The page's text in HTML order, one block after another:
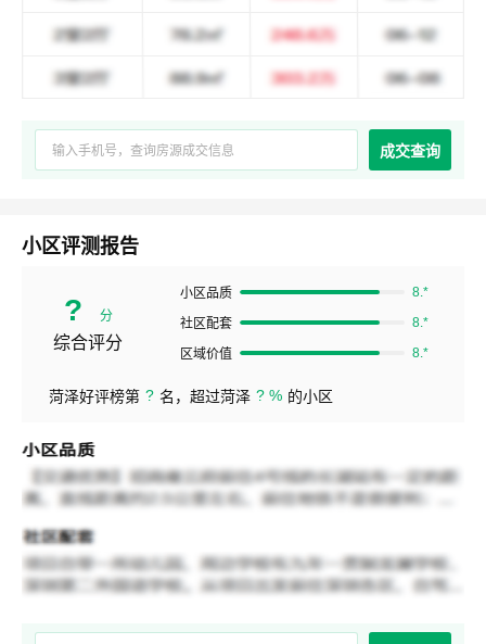
成交查询
小区评测报告
? 分
综合评分
菏泽好评榜第 ? 名，超过菏泽 ? % 的小区
小区品质 8.*
社区配套 8.*
区域价值 8.*